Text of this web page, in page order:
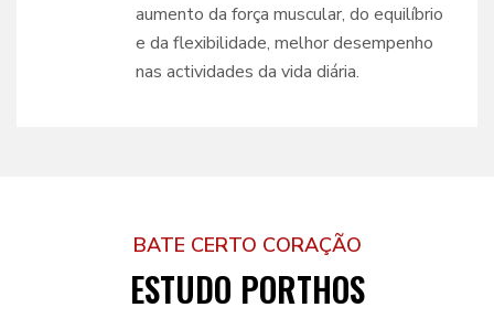
aumento da força muscular, do equilíbrio
e da flexibilidade, melhor desempenho
nas actividades da vida diária.
BATE CERTO CORAÇÃO
ESTUDO PORTHOS